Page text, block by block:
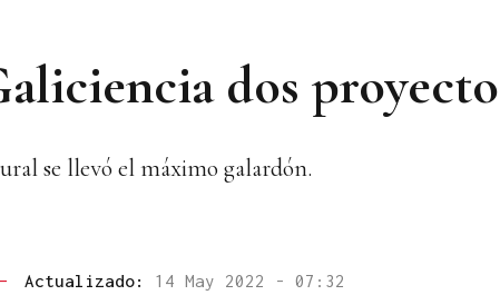
dos
se llevó el máximo galardón.
Actualizado: 14 May 2022 - 07:32